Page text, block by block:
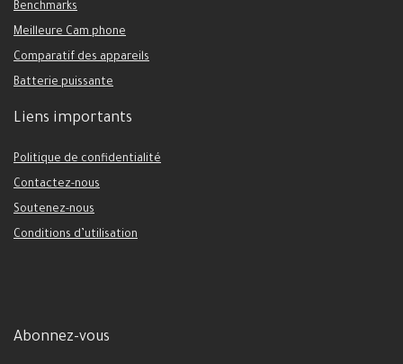
Benchmarks
Meilleure Cam phone
Comparatif des appareils
Batterie puissante
Liens importants
Politique de confidentialité
Contactez-nous
Soutenez-nous
Conditions d’utilisation
Abonnez-vous